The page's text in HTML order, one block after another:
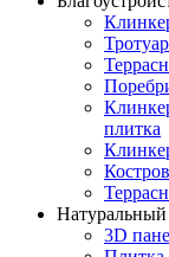
плитка
Натуральный
3D